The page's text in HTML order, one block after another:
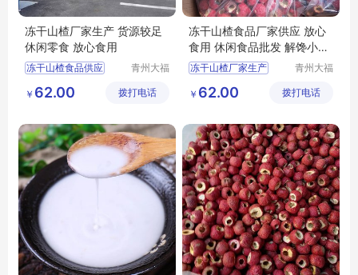
冻干山楂厂家生产 货源较足
休闲零食 放心食用
冻干山楂食品供应
冻干山楂
冻干山楂食品
青州大福
展有限公
￥ 62.00 拨打电话
冻干山楂食品厂家供应 放心
食用 休闲食品批发 解馋小零
食
冻干山楂厂家生产
冻干山楂制品厂家出售
冻干山楂食品供应
青州大福
展有限公
￥ 62.00 拨打电话